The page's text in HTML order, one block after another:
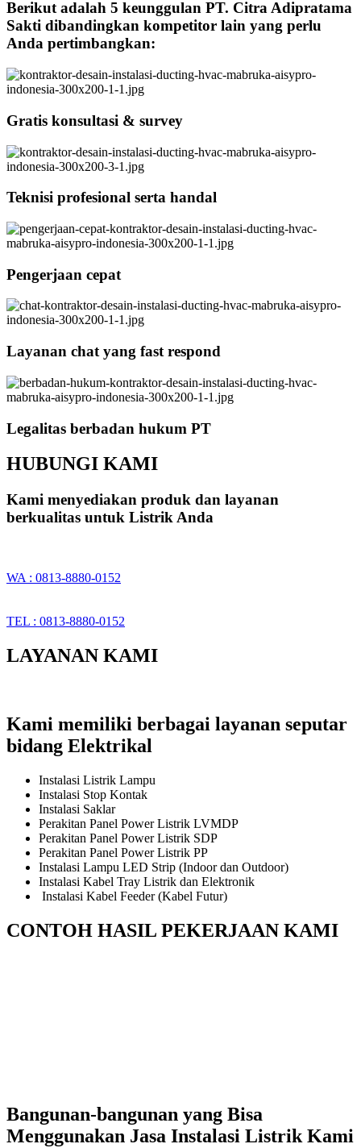
Berikut adalah 5 keunggulan PT. Citra Adipratama
Sakti dibandingkan kompetitor lain yang perlu
Anda pertimbangkan:
Gratis konsultasi & survey
Teknisi profesional serta handal
Pengerjaan cepat
Layanan chat yang fast respond
Legalitas berbadan hukum PT
HUBUNGI KAMI
Kami menyediakan produk dan layanan
berkualitas untuk Listrik Anda
WA : 0813-8880-0152
TEL : 0813-8880-0152
LAYANAN KAMI
Kami memiliki berbagai layanan seputar
bidang Elektrikal
Instalasi Listrik Lampu
Instalasi Stop Kontak
Instalasi Saklar
Perakitan Panel Power Listrik LVMDP
Perakitan Panel Power Listrik SDP
Perakitan Panel Power Listrik PP
Instalasi Lampu LED Strip (Indoor dan Outdoor)
Instalasi Kabel Tray Listrik dan Elektronik
Instalasi Kabel Feeder (Kabel Futur)
CONTOH HASIL PEKERJAAN KAMI
Bangunan-bangunan yang Bisa
Menggunakan Jasa Instalasi Listrik Kami